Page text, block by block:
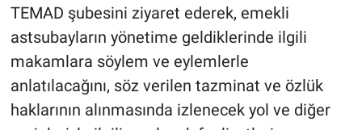
TEMAD şubesini ziyaret ederek, emekli
astsubayların yönetime geldiklerinde ilgili
makamlara söylem ve eylemlerle
anlatılacağını, söz verilen tazminat ve özlük
haklarının alınmasında izlenecek yol ve diğer